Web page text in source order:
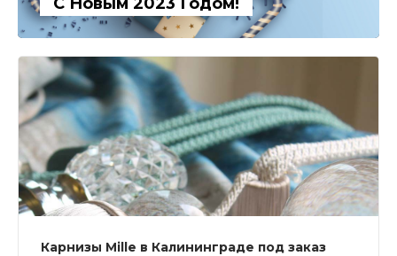
Карнизы Mille в Калининграде под заказ